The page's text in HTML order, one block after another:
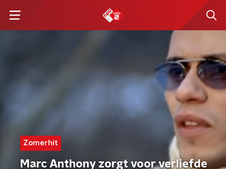
Zomerhit
Marc Anthony zorgt voor verliefde